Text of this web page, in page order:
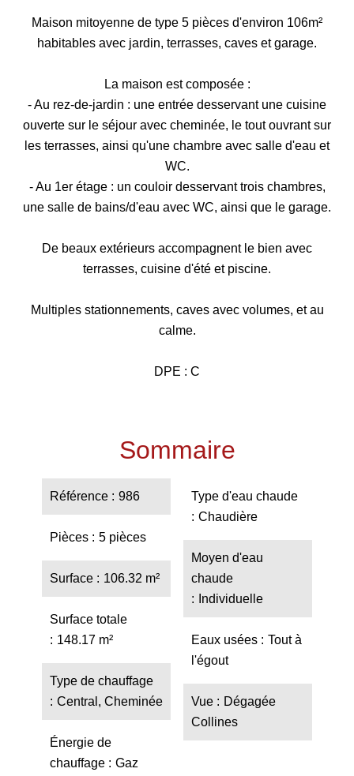
Maison mitoyenne de type 5 pièces d'environ 106m²
habitables avec jardin, terrasses, caves et garage.
La maison est composée :
- Au rez-de-jardin : une entrée desservant une cuisine
ouverte sur le séjour avec cheminée, le tout ouvrant sur
les terrasses, ainsi qu'une chambre avec salle d'eau et
WC.
- Au 1er étage : un couloir desservant trois chambres,
une salle de bains/d'eau avec WC, ainsi que le garage.
De beaux extérieurs accompagnent le bien avec
terrasses, cuisine d'été et piscine.
Multiples stationnements, caves avec volumes, et au
calme.
DPE : C
Sommaire
Référence 986
Pièces 5 pièces
Surface 106.32 m²
Surface totale
148.17 m²
Type de chauffage
Central, Cheminée
Énergie de
chauffage
Gaz
Type d'eau chaude
Chaudière
Moyen d'eau
chaude
Individuelle
Eaux usées
Tout à
l'égout
Vue
Dégagée
Collines